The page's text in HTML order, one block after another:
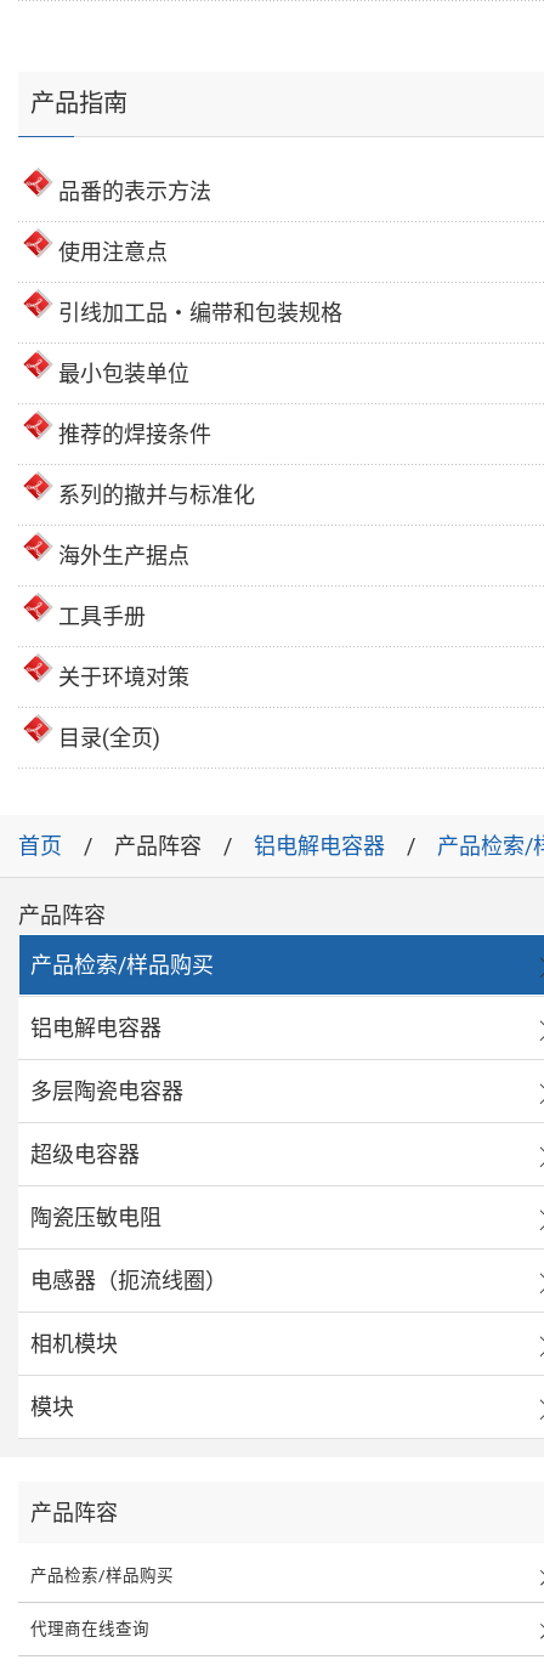
产品指南
品番的表示方法
使用注意点
引线加工品・编带和包装规格
最小包装单位
推荐的焊接条件
系列的撤并与标准化
海外生产据点
工具手册
关于环境对策
目录(全页)
首页 产品阵容 铝电解电容器 产品检索/
产品阵容
产品检索/样品购买
铝电解电容器
多层陶瓷电容器
超级电容器
陶瓷压敏电阻
电感器（扼流线圈）
相机模块
模块
产品阵容
产品检索/样品购买
代理商在线查询